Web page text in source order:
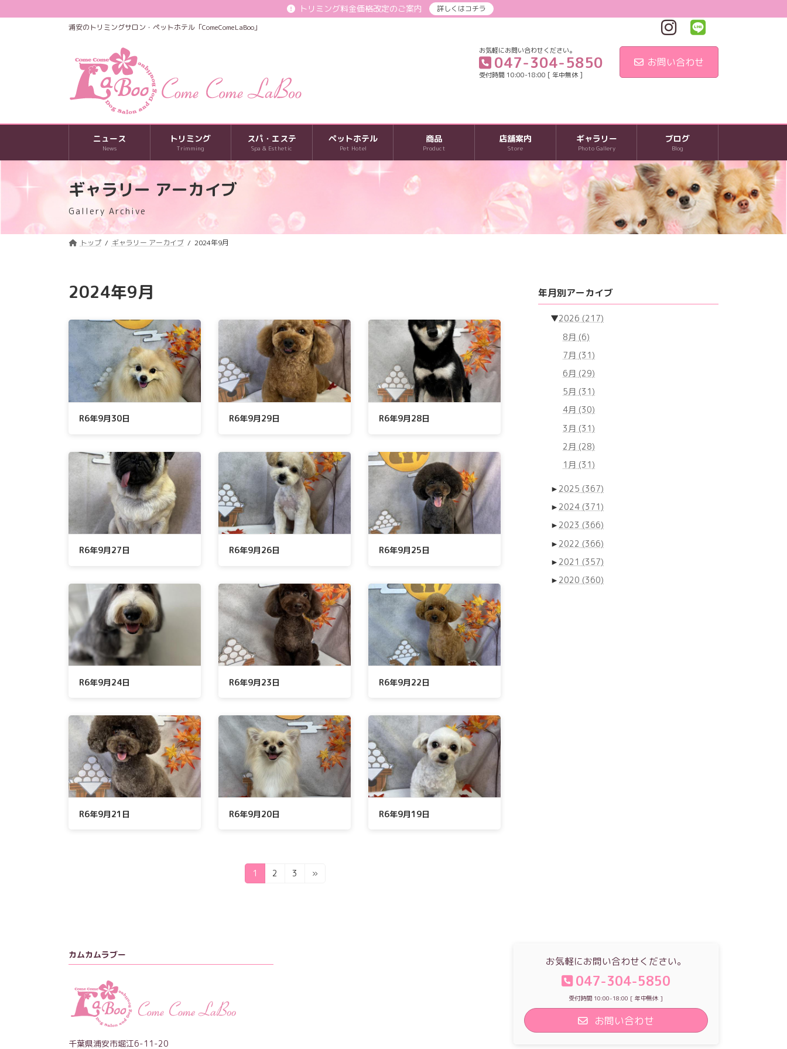
ン
ビ
トリミング料金価格改定のご案内
詳しくはコチラ
浦安のトリミングサロン・ペットホテル「ComeComeLaBoo」
お気軽にお問い合わせください。
047-304-5850
受付時間 10:00-18:00 [ 年中無休 ]
お問い合わせ
ニュース
News
トリミング
Trimming
スパ・エステ
Spa & Esthetic
ペットホテル
Pet Hotel
商品
Product
店舗案内
Store
ギャラリー
Photo Gallery
ブログ
Blog
ギャラリー アーカイブ
Gallery Archive
トップ ギャラリー アーカイブ 2024年9月
2024年9月
R6年9月30日 R6年9月29日 R6年9月28日
R6年9月27日 R6年9月26日 R6年9月25日
R6年9月24日 R6年9月23日 R6年9月22日
R6年9月21日 R6年9月20日 R6年9月19日
ー
送
り
固
定
1
固
2
固
3 »
年月別アーカイブ
▼2026 (217)
8月 (6)
7月 (31)
6月 (29)
5月 (31)
4月 (30)
3月 (31)
2月 (28)
1月 (31)
► 2025 (367)
► 2024 (371)
► 2023 (366)
► 2022 (366)
► 2021 (357)
► 2020 (360)
カムカムラブー
千葉県浦安市堀江6-11-20
お気軽にお問い合わせください。
047-304-5850
受付時間 10:00-18:00 [ 年中無休 ]
お問い合わせ